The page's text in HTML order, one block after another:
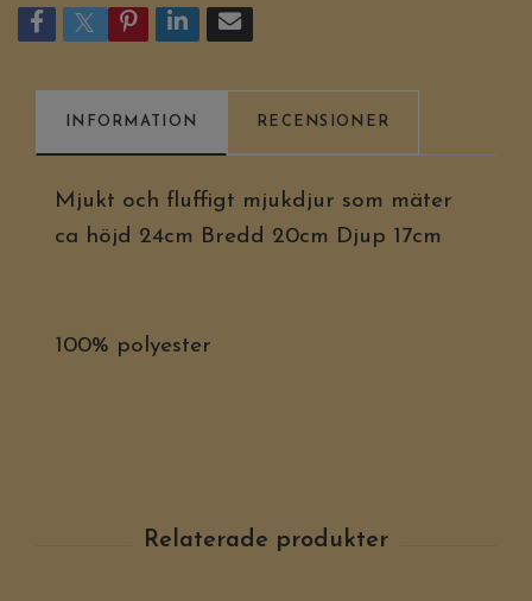
INFORMATION RECENSIONER
Mjukt och fluffigt mjukdjur som mäter
ca höjd 24cm Bredd 20cm Djup 17cm
100% polyester